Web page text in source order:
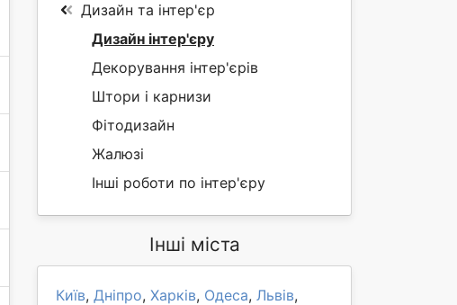
Дизайн та інтер'єр
Дизайн інтер'єру
Декорування інтер'єрів
Штори і карнизи
Фітодизайн
Жалюзі
Інші роботи по інтер'єру
Інші міста
Київ, Дніпро, Харків, Одеса, Львів,